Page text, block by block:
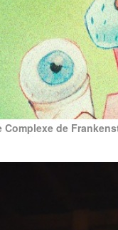
Complexe de